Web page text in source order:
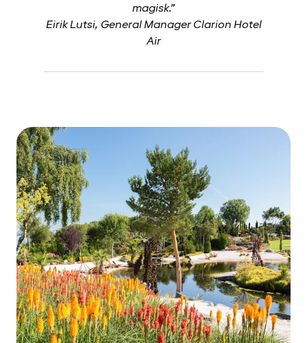
magisk.”
Eirik Lutsi, General Manager Clarion Hotel
Air